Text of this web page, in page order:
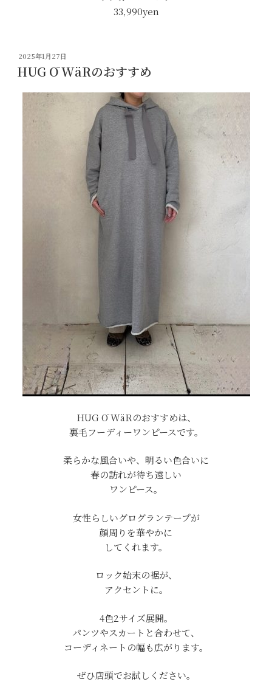
33,990yen
投
稿
日:
2025年1月27日
HUG Ō WäRのおすすめ
HUG Ō WäRのおすすめは、
裏毛フーディーワンピースです。
柔らかな風合いや、明るい色合いに
春の訪れが待ち遠しい
ワンピース。
女性らしいグログランテープが
顔周りを華やかに
してくれます。
ロック始末の裾が、
アクセントに。
4色2サイズ展開。
パンツやスカートと合わせて、
コーディネートの幅も広がります。
ぜひ店頭でお試しください。